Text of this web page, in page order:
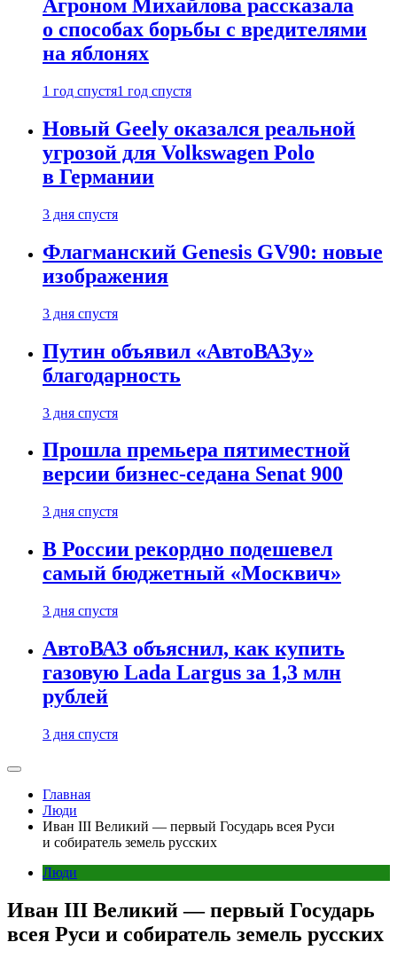
Агроном Михайлова рассказала
о способах борьбы с вредителями
на яблонях
1 год спустя1 год спустя
Новый Geely оказался реальной
угрозой для Volkswagen Polo
в Германии
3 дня спустя
Флагманский Genesis GV90: новые
изображения
3 дня спустя
Путин объявил «АвтоВАЗу»
благодарность
3 дня спустя
Прошла премьера пятиместной
версии бизнес-седана Senat 900
3 дня спустя
В России рекордно подешевел
самый бюджетный «Москвич»
3 дня спустя
АвтоВАЗ объяснил, как купить
газовую Lada Largus за 1,3 млн
рублей
3 дня спустя
Главная
Люди
Иван III Великий — первый Государь всея Руси
и собиратель земель русских
Люди
Иван III Великий — первый Государь
всея Руси и собиратель земель русских